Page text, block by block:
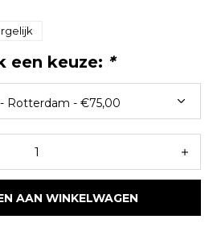
een keuze: *
AAN WINKELWAGEN